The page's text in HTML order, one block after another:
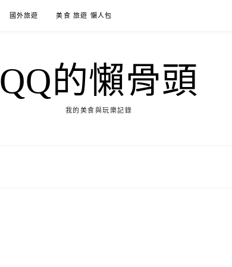
國外旅遊 美食 旅遊 懶人包
QQ的懶骨頭
我的美食與玩樂記錄